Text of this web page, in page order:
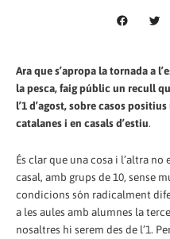
Ara que s’apropa la tornada a
la pesca, faig públic un recull
l’1 d’agost, sobre casos
catalanes i en casals d’estiu.
És clar que una cosa i l’altra
casal, amb grups de 10, sense
condicions són radicalment
a les aules amb alumnes la
nosaltres hi serem des de l’1.